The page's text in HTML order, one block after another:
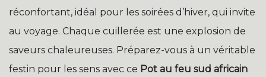
réconfortant, idéal pour les soirées d’hiver, qui invite
au voyage. Chaque cuillerée est une explosion de
saveurs chaleureuses. Préparez-vous à un véritable
festin pour les sens avec ce Pot au feu sud africain